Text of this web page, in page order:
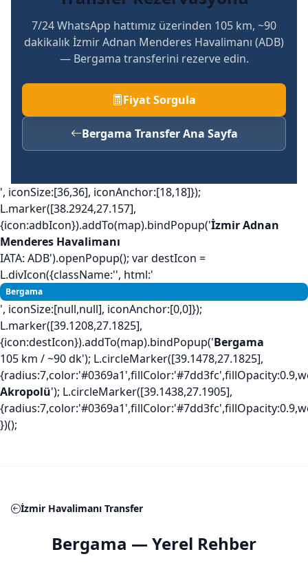
7/24 WhatsApp hattımız üzerinden 105 km, ~90
dakikalık İzmir Adnan Menderes Havalimanı (ADB)
— Bergama transferini rezerve edin.
Fiyat Sorgula
Bergama Transfer Ana Sayfa
', iconSize:[36,36], iconAnchor:[18,18]});
L.marker([38.2924,27.157],
{icon:adbIcon}).addTo(map).bindPopup('İzmir Adnan
Menderes Havalimanı
IATA: ADB').openPopup(); var destIcon =
L.divIcon({className:'', html:'
Bergama
', iconSize:[null,null], iconAnchor:[0,0]});
L.marker([39.1208,27.1825],
{icon:destIcon}).addTo(map).bindPopup('Bergama
105 km / ~90 dk'); L.circleMarker([39.1478,27.1825],
Akropolü'); L.circleMarker([39.1438,27.1905],
})();
İzmir Havalimanı Transfer
Bergama — Yerel Rehber